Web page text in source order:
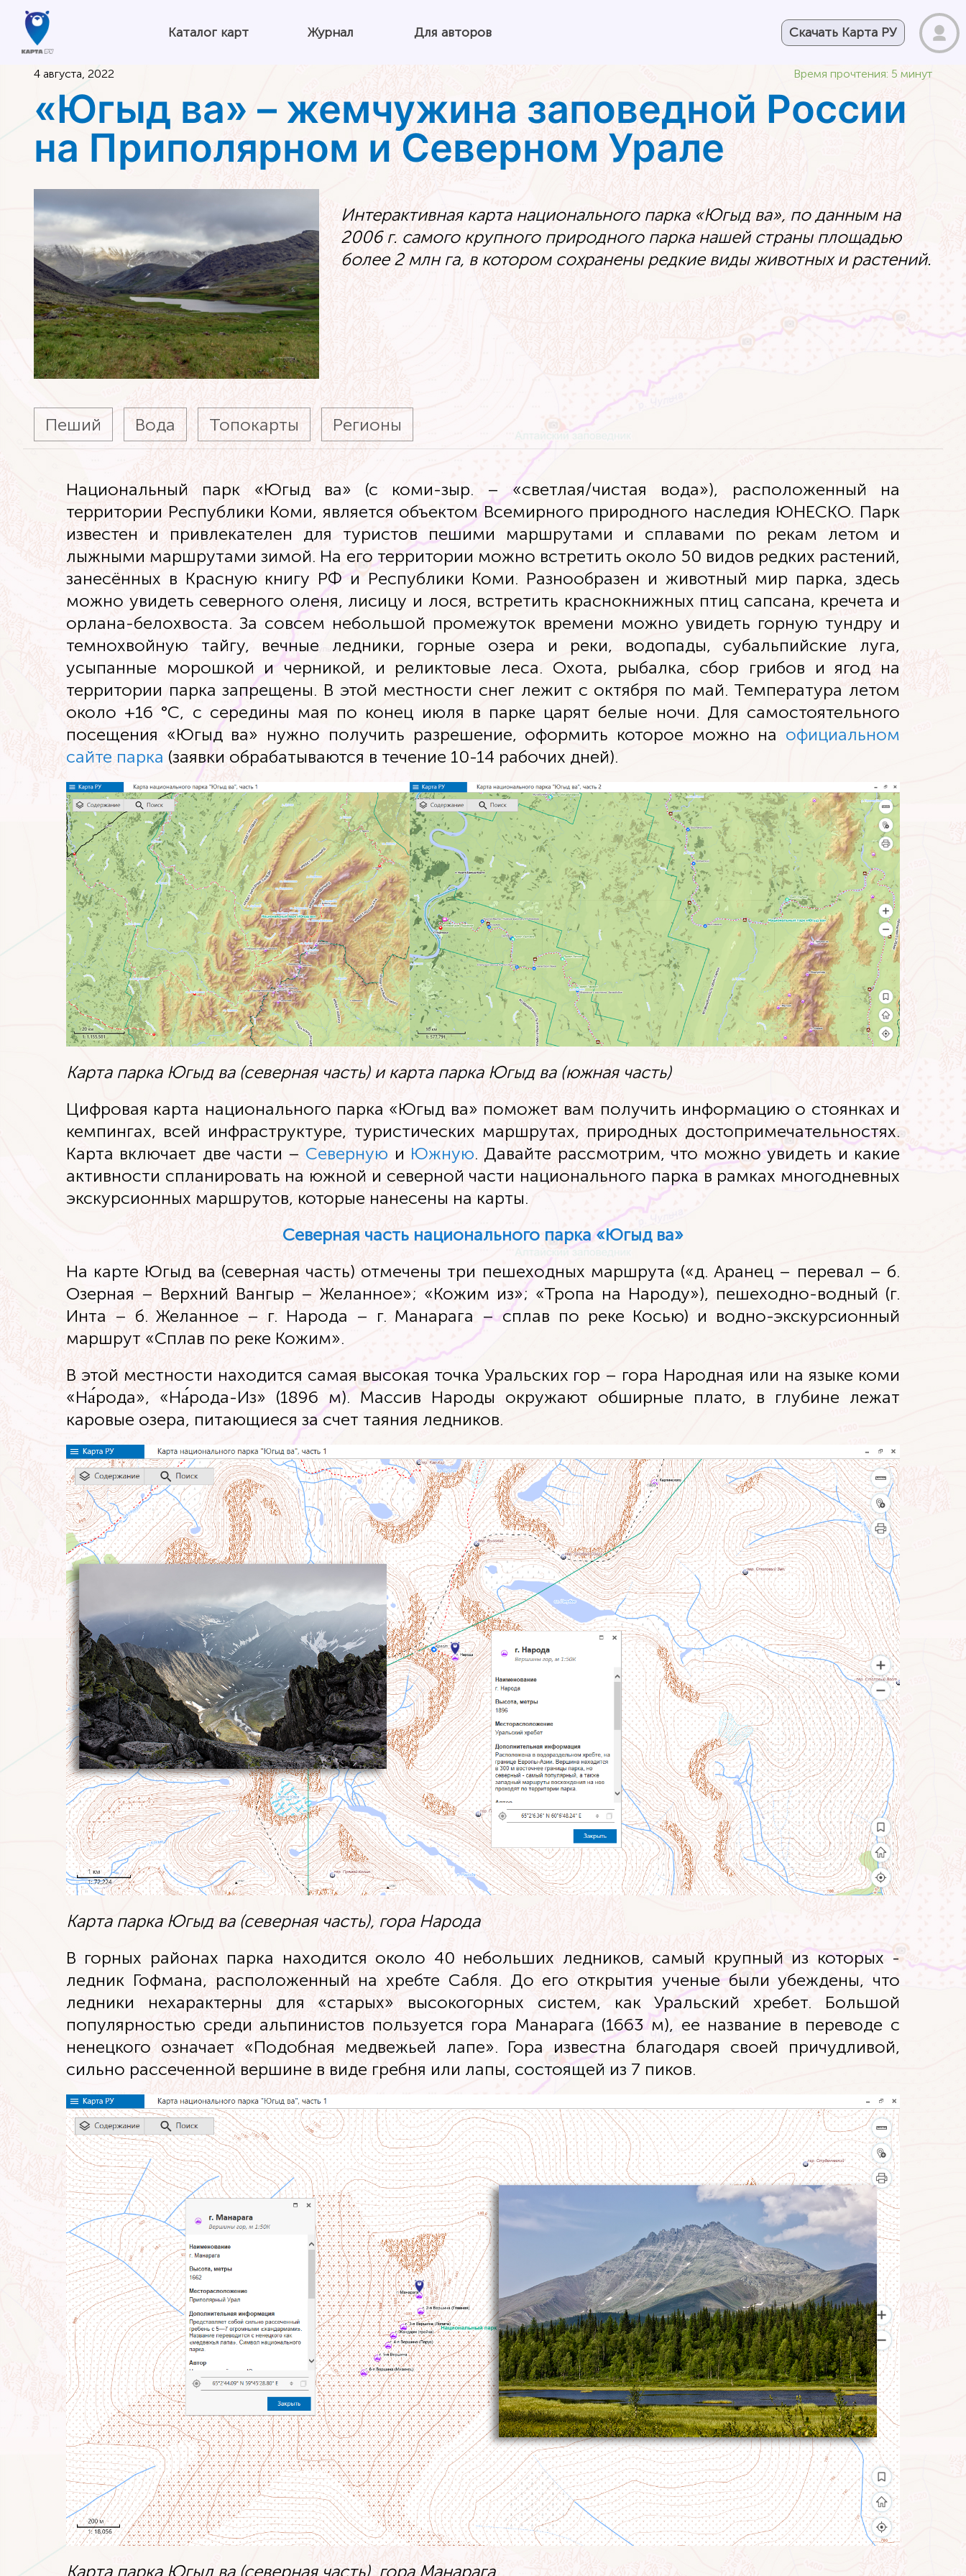
Каталог карт Журнал Для авторов Скачать Карта РУ
4 августа, 2022 Время прочтения: 5 минут
«Югыд ва» – жемчужина заповедной России
на Приполярном и Северном Урале
Интерактивная карта национального парка «Югыд ва», по данным на
2006 г. самого крупного природного парка нашей страны площадью
более 2 млн га, в котором сохранены редкие виды животных и растений.
Пеший Вода Топокарты Регионы
Национальный парк «Югыд ва» (с коми-зыр. – «светлая/чистая вода»), расположенный на
территории Республики Коми, является объектом Всемирного природного наследия ЮНЕСКО. Парк
известен и привлекателен для туристов пешими маршрутами и сплавами по рекам летом и
лыжными маршрутами зимой. На его территории можно встретить около 50 видов редких растений,
занесённых в Красную книгу РФ и Республики Коми. Разнообразен и животный мир парка, здесь
можно увидеть северного оленя, лисицу и лося, встретить краснокнижных птиц сапсана, кречета и
орлана-белохвоста. За совсем небольшой промежуток времени можно увидеть горную тундру и
темнохвойную тайгу, вечные ледники, горные озера и реки, водопады, субальпийские луга,
усыпанные морошкой и черникой, и реликтовые леса. Охота, рыбалка, сбор грибов и ягод на
территории парка запрещены. В этой местности снег лежит с октября по май. Температура летом
около +16 °C, с середины мая по конец июля в парке царят белые ночи. Для самостоятельного
посещения «Югыд ва» нужно получить разрешение, оформить которое можно на официальном
сайте парка (заявки обрабатываются в течение 10-14 рабочих дней).
Карта парка Югыд ва (северная часть) и карта парка Югыд ва (южная часть)
Цифровая карта национального парка «Югыд ва» поможет вам получить информацию о стоянках и
кемпингах, всей инфраструктуре, туристических маршрутах, природных достопримечательностях.
Карта включает две части – Северную и Южную. Давайте рассмотрим, что можно увидеть и какие
активности спланировать на южной и северной части национального парка в рамках многодневных
экскурсионных маршрутов, которые нанесены на карты.
Северная часть национального парка «Югыд ва»
На карте Югыд ва (северная часть) отмечены три пешеходных маршрута («д. Аранец – перевал – б.
Озерная – Верхний Вангыр – Желанное»; «Кожим из»; «Тропа на Народу»), пешеходно-водный (г.
Инта – б. Желанное – г. Народа – г. Манарага – сплав по реке Косью) и водно-экскурсионный
маршрут «Сплав по реке Кожим».
В этой местности находится самая высокая точка Уральских гор – гора Народная или на языке коми
«На́рода», «На́рода-Из» (1896 м). Массив Народы окружают обширные плато, в глубине лежат
каровые озера, питающиеся за счет таяния ледников.
Карта парка Югыд ва (северная часть), гора Народа
В горных районах парка находится около 40 небольших ледников, самый крупный из которых -
ледник Гофмана, расположенный на хребте Сабля. До его открытия ученые были убеждены, что
ледники нехарактерны для «старых» высокогорных систем, как Уральский хребет. Большой
популярностью среди альпинистов пользуется гора Манарага (1663 м), ее название в переводе с
ненецкого означает «Подобная медвежьей лапе». Гора известна благодаря своей причудливой,
сильно рассеченной вершине в виде гребня или лапы, состоящей из 7 пиков.
Карта парка Югыд ва (северная часть), гора Манарага